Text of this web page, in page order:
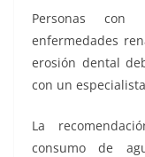
Personas con
enfermedades
erosión dental
con un
La
consumo de